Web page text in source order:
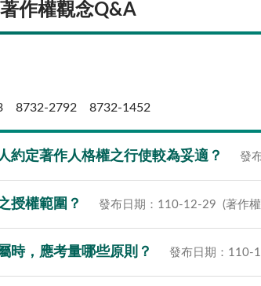
作權觀念Q&A
8732-2792 8732-1452
約定著作人格權之行使較為妥適？ 發
授權範圍？ 發布日期：110-12-29 (著作
時，應考量哪些原則？ 發布日期：110-